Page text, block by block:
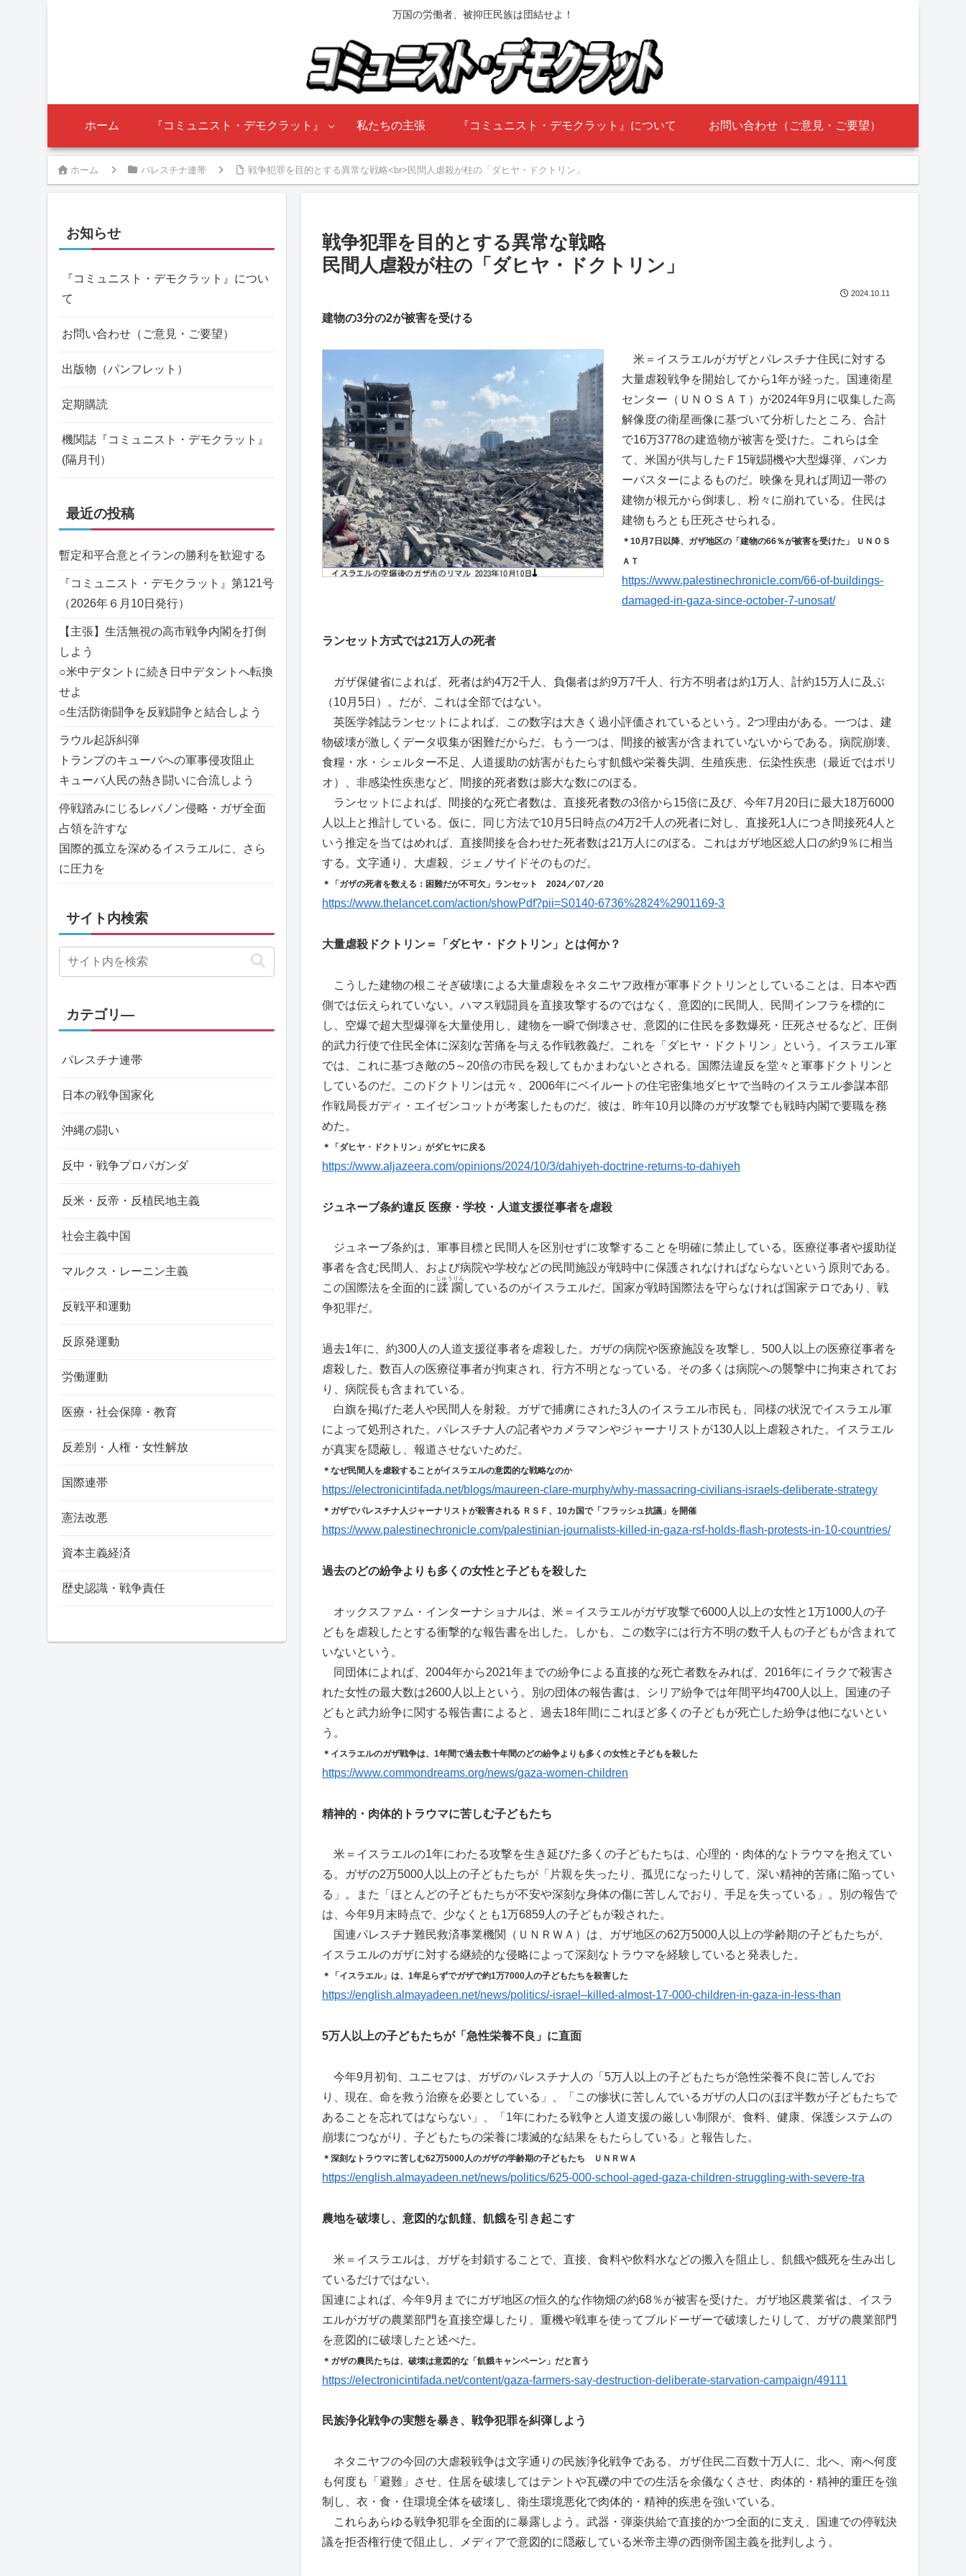
万国の労働者、被抑圧民族は団結せよ！
ホーム 『コミュニスト・デモクラット』 私たちの主張 『コミュニスト・デモクラット』について お問い合わせ（ご意見・ご要望）
ホーム パレスチナ連帯 戦争犯罪を目的とする異常な戦略<br>民間人虐殺が柱の「ダヒヤ・ドクトリン」
戦争犯罪を目的とする異常な戦略
民間人虐殺が柱の「ダヒヤ・ドクトリン」
2024.10.11
建物の3分の2が被害を受ける
米＝イスラエルがガザとパレスチナ住民に対する
大量虐殺戦争を開始してから1年が経った。国連衛星
センター（ＵＮＯＳＡＴ）が2024年9月に収集した高
解像度の衛星画像に基づいて分析したところ、合計
で16万3778の建造物が被害を受けた。これらは全
て、米国が供与したＦ15戦闘機や大型爆弾、バンカ
ーバスターによるものだ。映像を見れば周辺一帯の
建物が根元から倒壊し、粉々に崩れている。住民は
建物もろとも圧死させられる。
＊10月7日以降、ガザ地区の「建物の66％が被害を受けた」 ＵＮＯＳ
ＡＴ
https://www.palestinechronicle.com/66-of-buildings-
damaged-in-gaza-since-october-7-unosat/
ランセット方式では21万人の死者
ガザ保健省によれば、死者は約4万2千人、負傷者は約9万7千人、行方不明者は約1万人、計約15万人に及ぶ
（10月5日）。だが、これは全部ではない。
英医学雑誌ランセットによれば、この数字は大きく過小評価されているという。2つ理由がある。一つは、建
物破壊が激しくデータ収集が困難だからだ。もう一つは、間接的被害が含まれていないからである。病院崩壊、
食糧・水・シェルター不足、人道援助の妨害がもたらす飢餓や栄養失調、生殖疾患、伝染性疾患（最近ではポリ
オ）、非感染性疾患など、間接的死者数は膨大な数にのぼる。
ランセットによれば、間接的な死亡者数は、直接死者数の3倍から15倍に及び、今年7月20日に最大18万6000
人以上と推計している。仮に、同じ方法で10月5日時点の4万2千人の死者に対し、直接死1人につき間接死4人と
いう推定を当てはめれば、直接間接を合わせた死者数は21万人にのぼる。これはガザ地区総人口の約9％に相当
する。文字通り、大虐殺、ジェノサイドそのものだ。
＊「ガザの死者を数える：困難だが不可欠」ランセット 2024／07／20
https://www.thelancet.com/action/showPdf?pii=S0140-6736%2824%2901169-3
大量虐殺ドクトリン＝「ダヒヤ・ドクトリン」とは何か？
こうした建物の根こそぎ破壊による大量虐殺をネタニヤフ政権が軍事ドクトリンとしていることは、日本や西
側では伝えられていない。ハマス戦闘員を直接攻撃するのではなく、意図的に民間人、民間インフラを標的に
し、空爆で超大型爆弾を大量使用し、建物を一瞬で倒壊させ、意図的に住民を多数爆死・圧死させるなど、圧倒
的武力行使で住民全体に深刻な苦痛を与える作戦教義だ。これを「ダヒヤ・ドクトリン」という。イスラエル軍
では、これに基づき敵の5～20倍の市民を殺してもかまわないとされる。国際法違反を堂々と軍事ドクトリンと
しているのだ。このドクトリンは元々、2006年にベイルートの住宅密集地ダヒヤで当時のイスラエル参謀本部
作戦局長ガディ・エイゼンコットが考案したものだ。彼は、昨年10月以降のガザ攻撃でも戦時内閣で要職を務
めた。
＊「ダヒヤ・ドクトリン」がダヒヤに戻る
https://www.aljazeera.com/opinions/2024/10/3/dahiyeh-doctrine-returns-to-dahiyeh
ジュネーブ条約違反 医療・学校・人道支援従事者を虐殺
ジュネーブ条約は、軍事目標と民間人を区別せずに攻撃することを明確に禁止している。医療従事者や援助従
事者を含む民間人、および病院や学校などの民間施設が戦時中に保護されなければならないという原則である。
この国際法を全面的に蹂躙
じゅうりん
しているのがイスラエルだ。国家が戦時国際法を守らなければ国家テロであり、戦
争犯罪だ。
過去1年に、約300人の人道支援従事者を虐殺した。ガザの病院や医療施設を攻撃し、500人以上の医療従事者を
虐殺した。数百人の医療従事者が拘束され、行方不明となっている。その多くは病院への襲撃中に拘束されてお
り、病院長も含まれている。
白旗を掲げた老人や民間人を射殺。ガザで捕虜にされた3人のイスラエル市民も、同様の状況でイスラエル軍
によって処刑された。パレスチナ人の記者やカメラマンやジャーナリストが130人以上虐殺された。イスラエル
が真実を隠蔽し、報道させないためだ。
＊なぜ民間人を虐殺することがイスラエルの意図的な戦略なのか
https://electronicintifada.net/blogs/maureen-clare-murphy/why-massacring-civilians-israels-deliberate-strategy
＊ガザでパレスチナ人ジャーナリストが殺害される ＲＳＦ、10カ国で「フラッシュ抗議」を開催
https://www.palestinechronicle.com/palestinian-journalists-killed-in-gaza-rsf-holds-flash-protests-in-10-countries/
過去のどの紛争よりも多くの女性と子どもを殺した
オックスファム・インターナショナルは、米＝イスラエルがガザ攻撃で6000人以上の女性と1万1000人の子
どもを虐殺したとする衝撃的な報告書を出した。しかも、この数字には行方不明の数千人もの子どもが含まれて
いないという。
同団体によれば、2004年から2021年までの紛争による直接的な死亡者数をみれば、2016年にイラクで殺害さ
れた女性の最大数は2600人以上という。別の団体の報告書は、シリア紛争では年間平均4700人以上。国連の子
どもと武力紛争に関する報告書によると、過去18年間にこれほど多くの子どもが死亡した紛争は他にないとい
う。
＊イスラエルのガザ戦争は、1年間で過去数十年間のどの紛争よりも多くの女性と子どもを殺した
https://www.commondreams.org/news/gaza-women-children
精神的・肉体的トラウマに苦しむ子どもたち
米＝イスラエルの1年にわたる攻撃を生き延びた多くの子どもたちは、心理的・肉体的なトラウマを抱えてい
る。ガザの2万5000人以上の子どもたちが「片親を失ったり、孤児になったりして、深い精神的苦痛に陥ってい
る」。また「ほとんどの子どもたちが不安や深刻な身体の傷に苦しんでおり、手足を失っている」。別の報告で
は、今年9月末時点で、少なくとも1万6859人の子どもが殺された。
国連パレスチナ難民救済事業機関（ＵＮＲＷＡ）は、ガザ地区の62万5000人以上の学齢期の子どもたちが、
イスラエルのガザに対する継続的な侵略によって深刻なトラウマを経験していると発表した。
＊「イスラエル」は、1年足らずでガザで約1万7000人の子どもたちを殺害した
https://english.almayadeen.net/news/politics/-israel–killed-almost-17-000-children-in-gaza-in-less-than
5万人以上の子どもたちが「急性栄養不良」に直面
今年9月初旬、ユニセフは、ガザのパレスチナ人の「5万人以上の子どもたちが急性栄養不良に苦しんでお
り、現在、命を救う治療を必要としている」、「この惨状に苦しんでいるガザの人口のほぼ半数が子どもたちで
あることを忘れてはならない」、「1年にわたる戦争と人道支援の厳しい制限が、食料、健康、保護システムの
崩壊につながり、子どもたちの栄養に壊滅的な結果をもたらしている」と報告した。
＊深刻なトラウマに苦しむ62万5000人のガザの学齢期の子どもたち ＵＮＲＷＡ
https://english.almayadeen.net/news/politics/625-000-school-aged-gaza-children-struggling-with-severe-tra
農地を破壊し、意図的な飢饉、飢餓を引き起こす
米＝イスラエルは、ガザを封鎖することで、直接、食料や飲料水などの搬入を阻止し、飢餓や餓死を生み出し
ているだけではない。
国連によれば、今年9月までにガザ地区の恒久的な作物畑の約68％が被害を受けた。ガザ地区農業省は、イスラ
エルがガザの農業部門を直接空爆したり、重機や戦車を使ってブルドーザーで破壊したりして、ガザの農業部門
を意図的に破壊したと述べた。
＊ガザの農民たちは、破壊は意図的な「飢餓キャンペーン」だと言う
https://electronicintifada.net/content/gaza-farmers-say-destruction-deliberate-starvation-campaign/49111
民族浄化戦争の実態を暴き、戦争犯罪を糾弾しよう
ネタニヤフの今回の大虐殺戦争は文字通りの民族浄化戦争である。ガザ住民二百数十万人に、北へ、南へ何度
も何度も「避難」させ、住居を破壊してはテントや瓦礫の中での生活を余儀なくさせ、肉体的・精神的重圧を強
制し、衣・食・住環境全体を破壊し、衛生環境悪化で肉体的・精神的疾患を強いている。
これらあらゆる戦争犯罪を全面的に暴露しよう。武器・弾薬供給で直接的かつ全面的に支え、国連での停戦決
議を拒否権行使で阻止し、メディアで意図的に隠蔽している米帝主導の西側帝国主義を批判しよう。
お知らせ
『コミュニスト・デモクラット』につい
て
お問い合わせ（ご意見・ご要望）
出版物（パンフレット）
定期購読
機関誌『コミュニスト・デモクラット』
(隔月刊）
最近の投稿
暫定和平合意とイランの勝利を歓迎する
『コミュニスト・デモクラット』第121号
（2026年６月10日発行）
【主張】生活無視の高市戦争内閣を打倒
しよう
○米中デタントに続き日中デタントへ転換
せよ
○生活防衛闘争を反戦闘争と結合しよう
ラウル起訴糾弾
トランプのキューバへの軍事侵攻阻止
キューバ人民の熱き闘いに合流しよう
停戦踏みにじるレバノン侵略・ガザ全面
占領を許すな
国際的孤立を深めるイスラエルに、さら
に圧力を
サイト内検索
カテゴリ―
パレスチナ連帯
日本の戦争国家化
沖縄の闘い
反中・戦争プロパガンダ
反米・反帝・反植民地主義
社会主義中国
マルクス・レーニン主義
反戦平和運動
反原発運動
労働運動
医療・社会保障・教育
反差別・人権・女性解放
国際連帯
憲法改悪
資本主義経済
歴史認識・戦争責任